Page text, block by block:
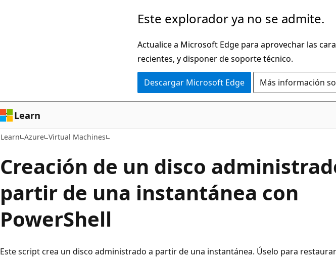
Este explorador ya no se admite.
Actualice a Microsoft Edge para aprovechar las
recientes, y disponer de soporte técnico.
Descargar Microsoft Edge Más información
Learn
Learn Azure Virtual Machines
Creación de un disco
partir de una instantánea con
PowerShell
Este script crea un disco administrado a partir de una instantánea. Úselo para